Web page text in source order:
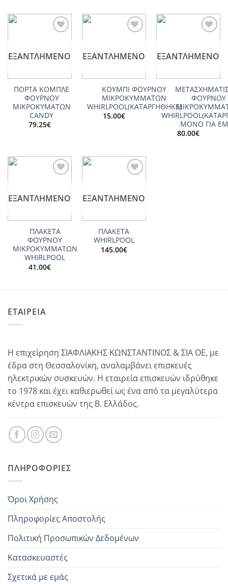
ΕΞΑΝΤΛΗΜΈΝΟ
ΠΟΡΤΑ ΚΟΜΠΛΕ
ΦΟΥΡΝΟΥ
ΜΙΚΡΟΚΥΜΑΤΩΝ
CANDY
79.25€
ΕΞΑΝΤΛΗΜΈΝΟ
ΚΟΥΜΠΙ ΦΟΥΡΝΟΥ
ΜΙΚΡΟΚΥΜΜΑΤΩΝ
WHIRLPOOL(ΚΑΤΑΡΓΗΘΗΚΕ)
15.00€
ΕΞΑΝΤΛΗΜΈΝΟ
ΦΟΥΡΝΟΥ
ΜΟΝΟ ΓΙΑ
80.00€
ΕΞΑΝΤΛΗΜΈΝΟ
ΠΛΑΚΕΤΑ
ΦΟΥΡΝΟΥ
ΜΙΚΡΟΚΥΜΜΑΤΩΝ
WHIRLPOOL
41.00€
ΕΞΑΝΤΛΗΜΈΝΟ
ΠΛΑΚΕΤΑ
WHIRLPOOL
145.00€
ΕΤΑΙΡΕΙΑ
Η επιχείρηση ΣΙΑΦΛΙΑΚΗΣ ΚΩΝΣΤΑΝΤΙΝΟΣ & ΣΙΑ ΟΕ, με
έδρα στη Θεσσαλονίκη, αναλαμβάνει επισκευές
ηλεκτρικών συσκευών. Η εταιρεία επισκευών ιδρύθηκε
το 1978 και έχει καθιερωθεί ως ένα από τα μεγαλύτερα
κέντρα επισκευών της Β. Ελλάδος.
ΠΛΗΡΟΦΟΡΊΕΣ
Όροι Χρήσης
Πληροφορίες Αποστολής
Πολιτική Προσωπικών Δεδομένων
Κατασκευαστές
Σχετικά με εμάς